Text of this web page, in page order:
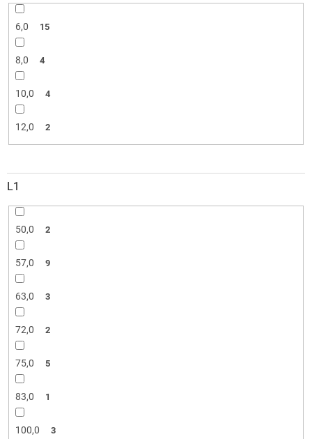
6,0 15
8,0 4
10,0 4
12,0 2
L1
50,0 2
57,0 9
63,0 3
72,0 2
75,0 5
83,0 1
100,0 3